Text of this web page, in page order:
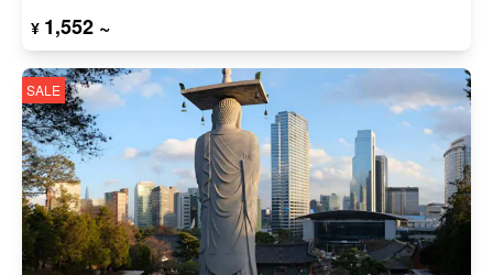
¥ 1,552 ~
SALE